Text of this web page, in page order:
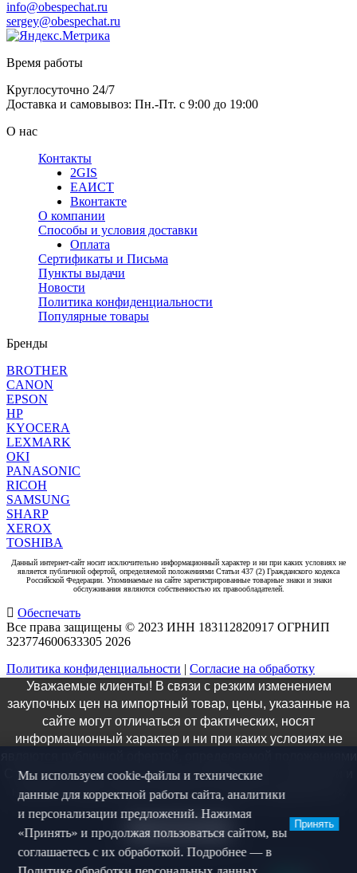
info@obespechat.ru
sergey@obespechat.ru
Время работы
Круглосуточно 24/7
Доставка и самовывоз: Пн.-Пт. с 9:00 до 19:00
О нас
Контакты
2GIS
ЕАИСТ
Вконтакте
О компании
Способы и условия доставки
Оплата
Сертификаты и Письма
Пункты выдачи
Новости
Политика конфиденциальности
Популярные товары
Бренды
BROTHER
CANON
EPSON
HP
KYOCERA
LEXMARK
OKI
PANASONIC
RICOH
SAMSUNG
SHARP
XEROX
TOSHIBA
Данный интернет-сайт носит исключительно информационный характер и ни при каких условиях не
является публичной офертой, определяемой положениями Статьи 437 (2) Гражданского кодекса
Российской Федерации. Упоминаемые на сайте зарегистрированные товарные знаки и знаки
обслуживания являются собственностью их правообладателей.
Обеспечать
Все права защищены © 2023 ИНН 183112820917 ОГРНИП
323774600633305 2026
Политика конфиденциальности | Согласие на обработку
персональных данных |Согласие на рекламную
Заказ звонка
Я даю согласие наобработку персональных данных
рекламную коммуникациюи соглашаюсь сполитикой
конфиденциальности.
Мы используем cookie-файлы и технические
данные для корректной работы сайта, аналитики
и персонализации предложений. Нажимая
«Принять» и продолжая пользоваться сайтом, вы
соглашаетесь с их обработкой. Подробнее — в
Принять
Уважаемые клиенты! В связи с резким изменением
закупочных цен на импортный товар, цены, указанные на
сайте могут отличаться от фактических, носят
информационный характер и ни при каких условиях не
Статьи 437 ГК РФ. Актуальную информацию о стоимости и
наличии товара можно получить у наших специалистов.
Понятно